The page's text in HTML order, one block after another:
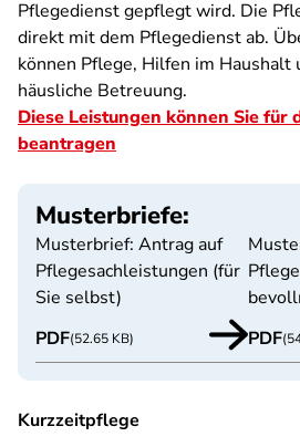
Pflegedienst gepflegt wird. Die
direkt mit dem Pflegedienst ab.
können Pflege, Hilfen im Haushalt
häusliche Betreuung.
Diese Leistungen können Sie für
beantragen
Musterbriefe:
Musterbrief: Antrag auf
Pflegesachleistungen (für
Sie selbst)
PDF(52.65 KB)
PDF
Kurzzeitpflege